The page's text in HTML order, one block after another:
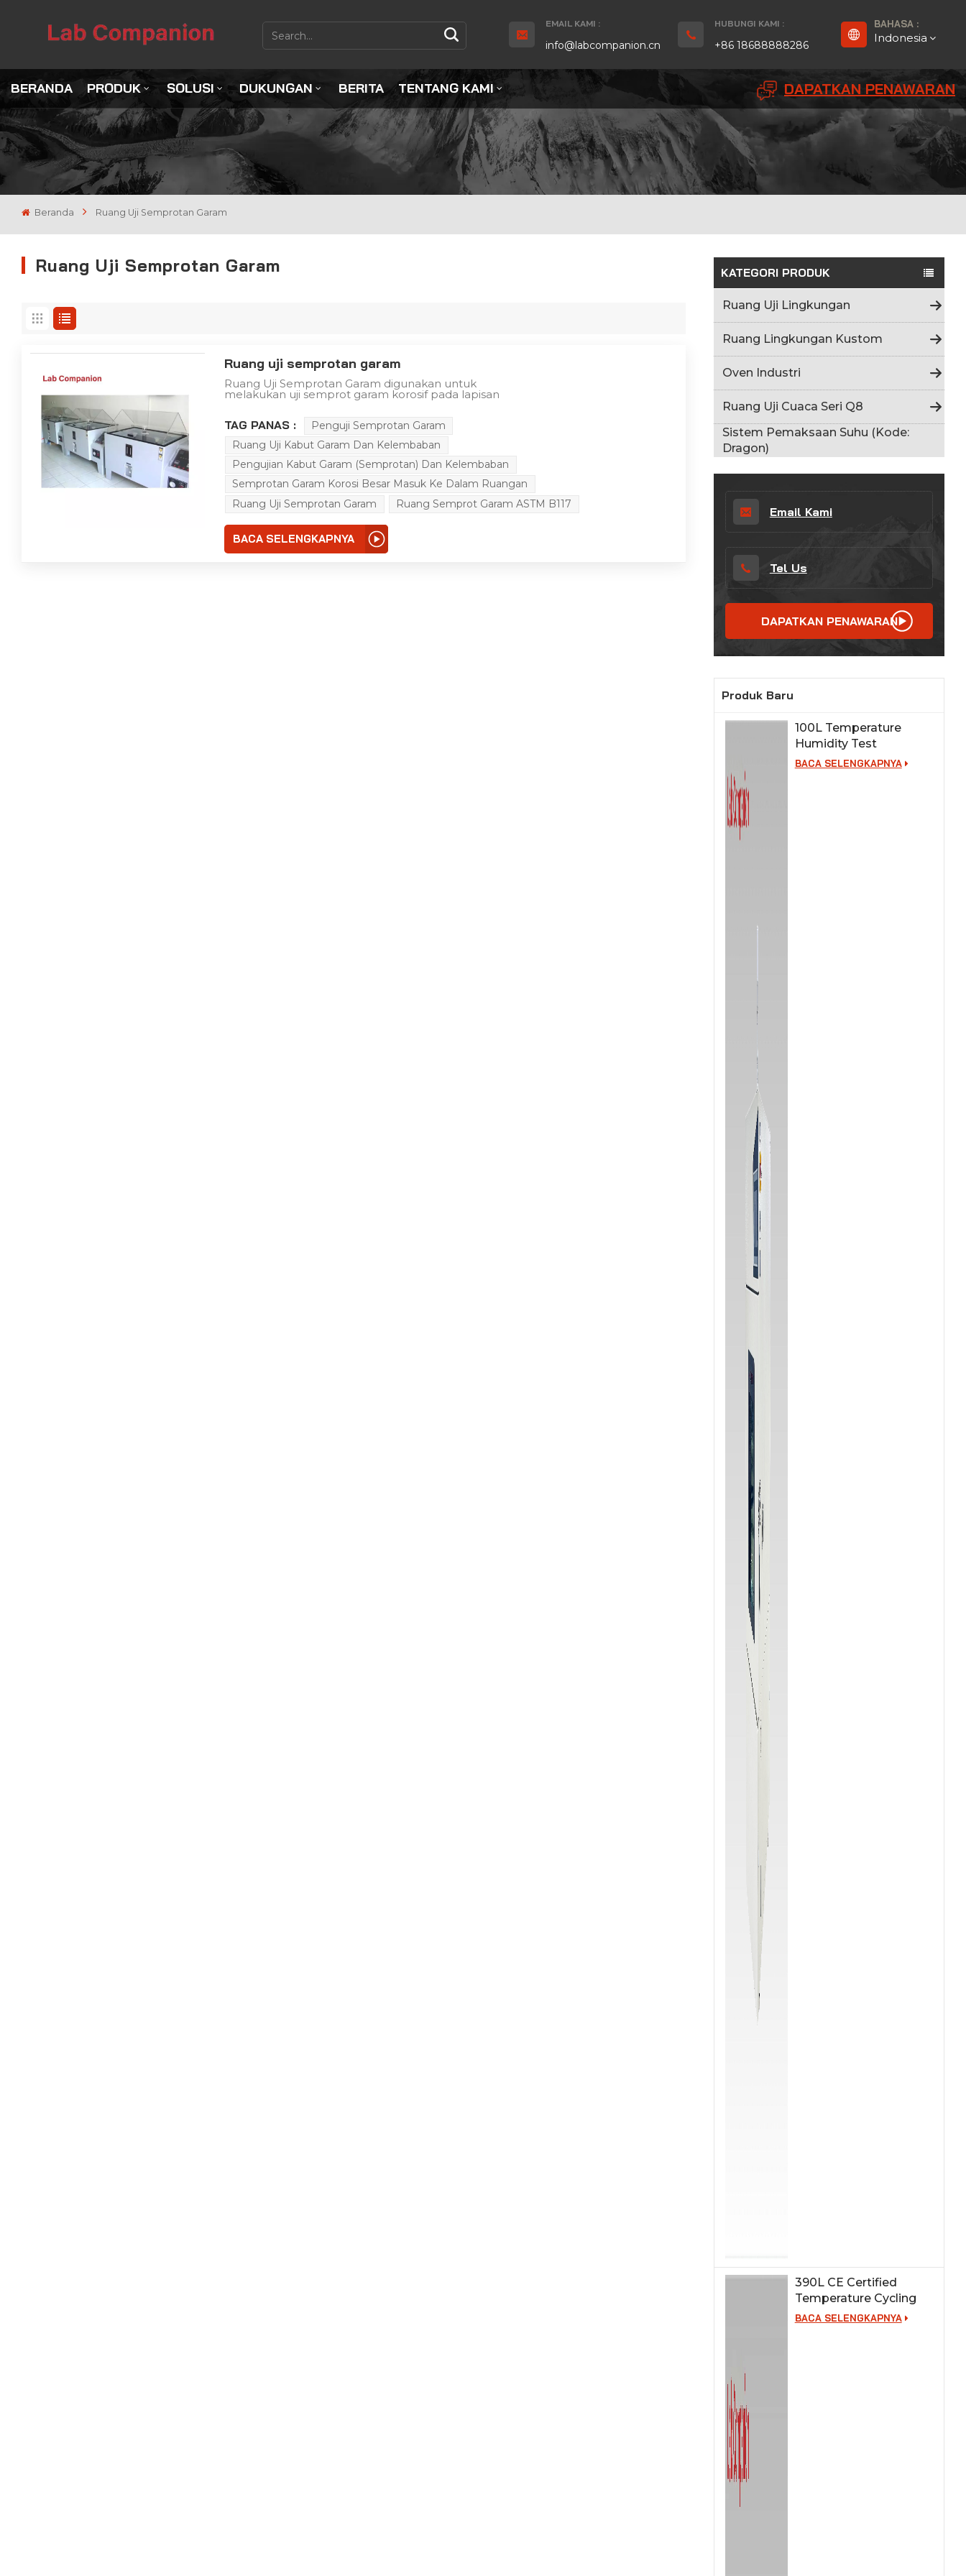
EMAIL KAMI :
info@labcompanion.cn
HUBUNGI KAMI :
+86 18688888286
BAHASA :
Indonesia
Español
日本語
Tiếng Việt
中文
BERANDA PRODUK SOLUSI DUKUNGAN BERITA TENTANG KAMI DAPATKAN PENAWARAN
Beranda Ruang Uji Semprotan Garam
KATEGORI PRODUK
Ruang Uji Lingkungan
Ruang Lingkungan Kustom
Oven Industri
Ruang Uji Cuaca Seri Q8
Sistem Pemaksaan Suhu (Kode:
Dragon)
Email Kami
Tel Us
DAPATKAN PENAWARAN
Produk Baru
100L Temperature
Humidity Test
Chamber for Lab
BACA SELENGKAPNYA
390L CE Certified
Temperature Cycling
Test Chamber
BACA SELENGKAPNYA
Ruang Uji Semprotan Garam
Ruang uji semprotan garam
Ruang Uji Semprotan Garam digunakan untuk
melakukan uji semprot garam korosif pada lapisan
Tujuannya adalah untuk mengevaluasi dan menentukan
kemampuan ketahanan korosi bahan-bahan ini dan
pelapisnya. Pengujian semacam itu sangat penting di
berbagai industri untuk menjamin keawetan dan
keandalan produk yang sedang dikembangkan atau
diproduksi.terutama mereka yang terpapar kondisi
lingkungan yang keras, seperti lingkungan laut,
pengaturan otomotif, atau aplikasi industri.
TAG PANAS :
Penguji Semprotan Garam
Ruang Uji Kabut Garam Dan Kelembaban
Pengujian Kabut Garam (semprotan) Dan Kelembaban
Semprotan Garam Korosi Besar Masuk Ke Dalam Ruangan
Ruang Uji Semprotan Garam
Ruang Semprot Garam ASTM B117
BACA SELENGKAPNYA